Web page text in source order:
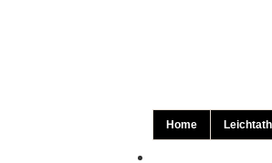
Home